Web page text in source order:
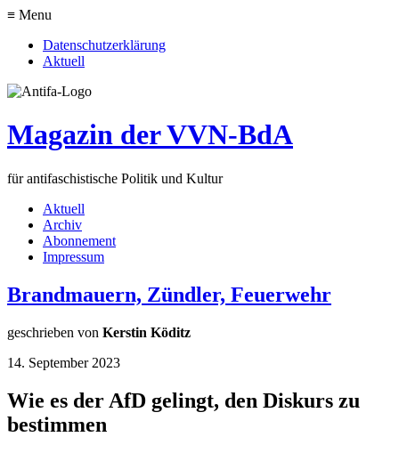
≡ Menu
Datenschutzerklärung
Aktuell
Magazin der VVN-BdA
für antifaschistische Politik und Kultur
Aktuell
Archiv
Abonnement
Impressum
Brandmauern, Zündler, Feuerwehr
geschrieben von Kerstin Köditz
14. September 2023
Wie es der AfD gelingt, den Diskurs zu
bestimmen